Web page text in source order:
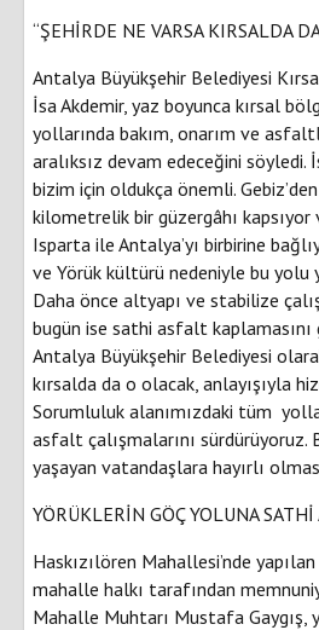
“ŞEHİRDE NE VARSA KIRSALDA
Antalya Büyükşehir Belediyesi
İsa Akdemir, yaz boyunca kırsal
yollarında bakım, onarım ve
aralıksız devam edeceğini söyledi.
bizim için oldukça önemli.
kilometrelik bir güzergâhı kapsıyor
Isparta ile Antalya’yı birbirine
ve Yörük kültürü nedeniyle bu yolu
Daha önce altyapı ve stabilize
bugün ise sathi asfalt
Antalya Büyükşehir Belediyesi
kırsalda da o olacak, anlayışıyla
Sorumluluk alanımızdaki tüm
asfalt çalışmalarını sürdürüyoruz.
yaşayan vatandaşlara hayırlı
YÖRÜKLERİN GÖÇ YOLUNA SATHİ
Haskızılören Mahallesi’nde
mahalle halkı tarafından
Mahalle Muhtarı Mustafa Gaygış,